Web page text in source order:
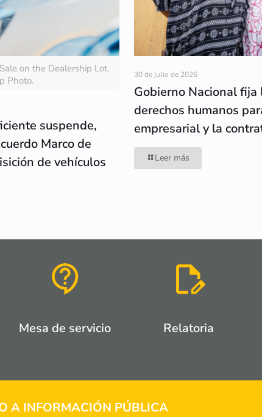
on the Dealership Lot.
Photo.
suspende,
Marco de
de vehículos
30 de julio de 2026
Gobierno Nacional
derechos humanos
empresarial y la
Leer más
Mesa de servicio Relatoria
A INFORMACIÓN PÚBLICA